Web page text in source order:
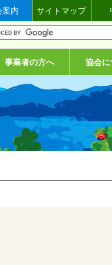
案内 サイトマップ
事業者の方へ 協会に